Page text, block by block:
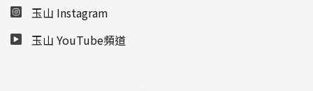
玉山 Instagram
玉山 YouTube頻道